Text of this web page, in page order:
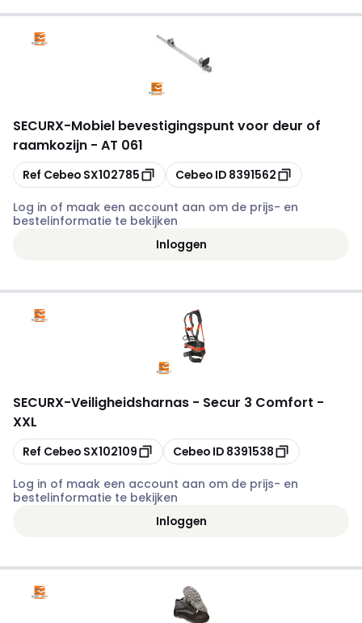
SECURX-Mobiel bevestigingspunt voor deur of
raamkozijn - AT 061
Kopiëren
Ref Cebeo SX102785 Kopiëren
Cebeo ID 8391562
Log in of maak een account aan om de prijs- en
bestelinformatie te bekijken
Inloggen
SECURX-Veiligheidsharnas - Secur 3 Comfort -
XXL
Kopiëren
Ref Cebeo SX102109 Kopiëren
Cebeo ID 8391538
Log in of maak een account aan om de prijs- en
bestelinformatie te bekijken
Inloggen